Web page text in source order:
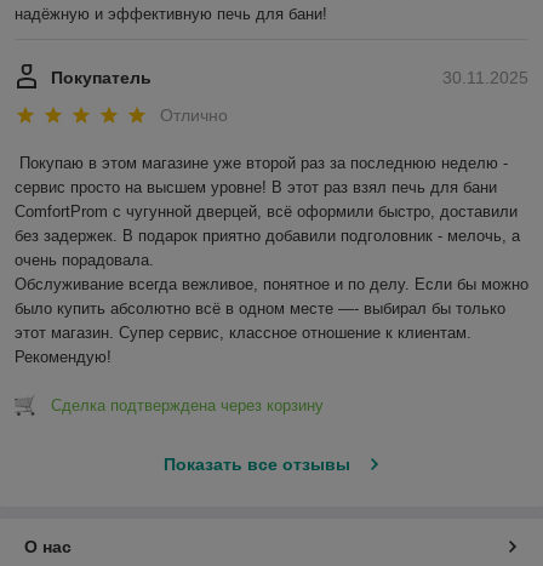
надёжную и эффективную печь для бани!
30.11.2025
Покупатель
Отлично
Покупаю в этом магазине уже второй раз за последнюю неделю -
сервис просто на высшем уровне! В этот раз взял печь для бани
ComfortProm с чугунной дверцей, всё оформили быстро, доставили
без задержек. В подарок приятно добавили подголовник - мелочь, а
очень порадовала.
Обслуживание всегда вежливое, понятное и по делу. Если бы можно
было купить абсолютно всё в одном месте —- выбирал бы только
этот магазин. Супер сервис, классное отношение к клиентам.
Рекомендую!
Сделка подтверждена через корзину
Показать все отзывы
О нас